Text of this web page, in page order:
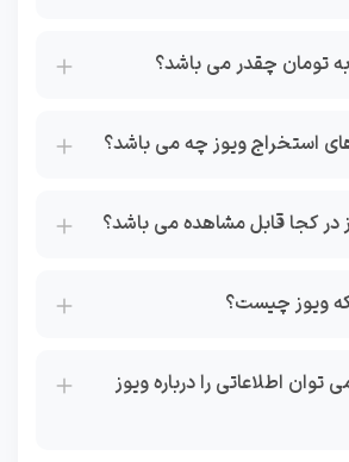
تومان چقدر می باشد؟
استخراج ویوز چه می باشد؟
در کجا قابل مشاهده می باشد؟
ویوز چیست؟
اطلاعاتی را درباره ویوز